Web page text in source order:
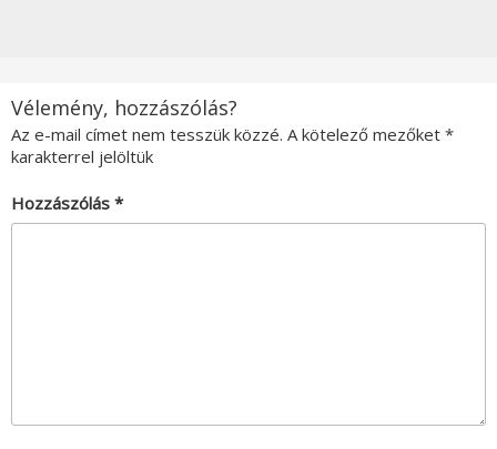
Vélemény, hozzászólás?
Az e-mail címet nem tesszük közzé. A kötelező mezőket *
karakterrel jelöltük
Hozzászólás *